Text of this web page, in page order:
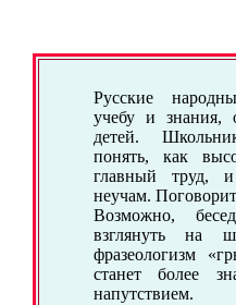
Русские
учебу и
детей.
понять, как
главный труд,
неучам.
Возможно,
взглянуть на
фразеологизм
станет более
напутствием.